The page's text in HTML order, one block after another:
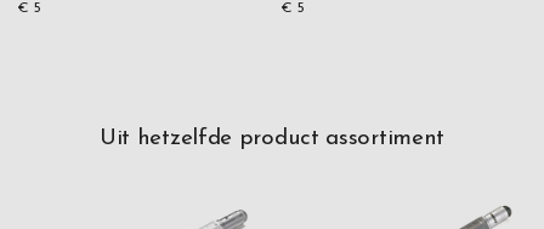
€ 5 € 5
Uit hetzelfde product assortiment